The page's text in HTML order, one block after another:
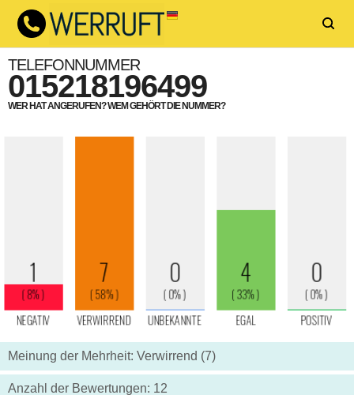
TELEFONNUMMER
015218196499
WER HAT ANGERUFEN? WEM GEHÖRT DIE NUMMER?
Meinung der Mehrheit: Verwirrend (7)
Anzahl der Bewertungen: 12